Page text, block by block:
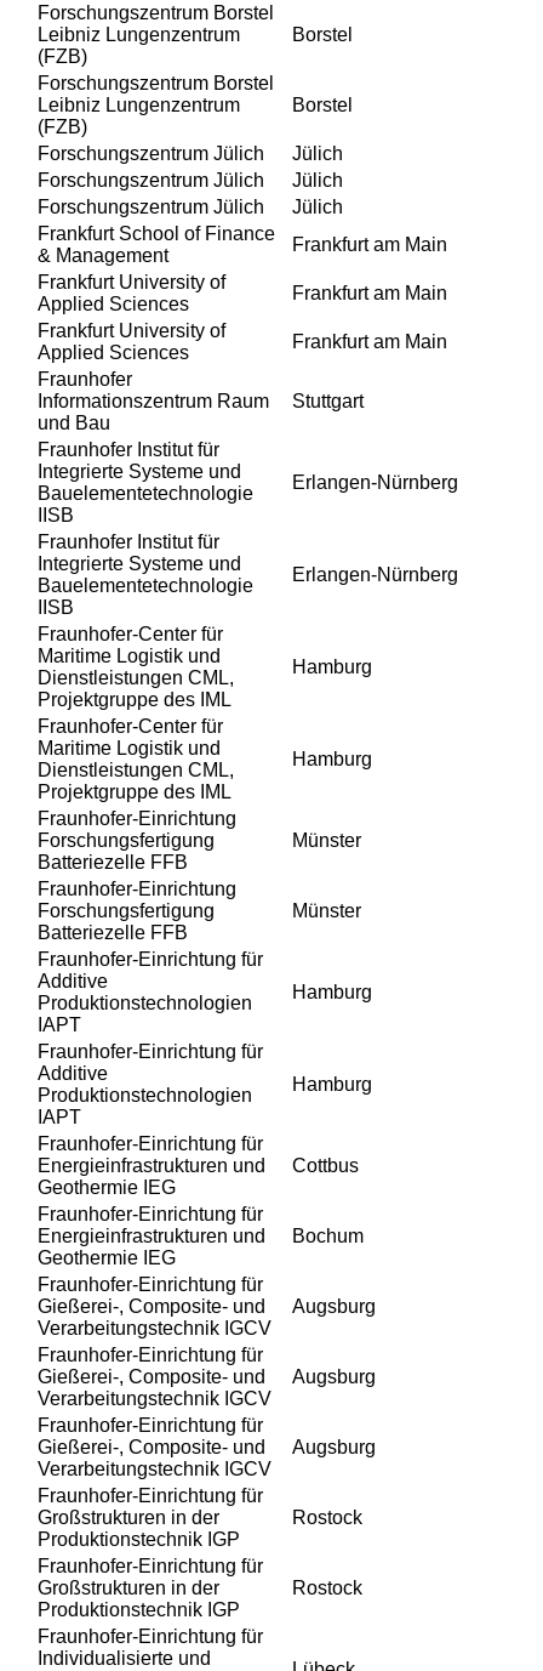
Forschungszentrum Borstel
Leibniz Lungenzentrum
(FZB)
Borstel
Forschungszentrum Borstel
Leibniz Lungenzentrum
(FZB)
Borstel
Forschungszentrum Jülich
Jülich
Forschungszentrum Jülich
Jülich
Forschungszentrum Jülich
Jülich
Frankfurt School of Finance
& Management
Frankfurt am Main
Frankfurt University of
Applied Sciences
Frankfurt am Main
Frankfurt University of
Applied Sciences
Frankfurt am Main
Fraunhofer
Informationszentrum Raum
und Bau
Stuttgart
Fraunhofer Institut für
Integrierte Systeme und
Bauelementetechnologie
IISB
Erlangen-Nürnberg
Fraunhofer Institut für
Integrierte Systeme und
Bauelementetechnologie
IISB
Erlangen-Nürnberg
Fraunhofer-Center für
Maritime Logistik und
Dienstleistungen CML,
Projektgruppe des IML
Hamburg
Fraunhofer-Center für
Maritime Logistik und
Dienstleistungen CML,
Projektgruppe des IML
Hamburg
Fraunhofer-Einrichtung
Forschungsfertigung
Batteriezelle FFB
Münster
Fraunhofer-Einrichtung
Forschungsfertigung
Batteriezelle FFB
Münster
Fraunhofer-Einrichtung für
Additive
Produktionstechnologien
IAPT
Hamburg
Fraunhofer-Einrichtung für
Additive
Produktionstechnologien
IAPT
Hamburg
Fraunhofer-Einrichtung für
Energieinfrastrukturen und
Geothermie IEG
Cottbus
Fraunhofer-Einrichtung für
Energieinfrastrukturen und
Geothermie IEG
Bochum
Fraunhofer-Einrichtung für
Gießerei-, Composite- und
Verarbeitungstechnik IGCV
Augsburg
Fraunhofer-Einrichtung für
Gießerei-, Composite- und
Verarbeitungstechnik IGCV
Augsburg
Fraunhofer-Einrichtung für
Gießerei-, Composite- und
Verarbeitungstechnik IGCV
Augsburg
Fraunhofer-Einrichtung für
Großstrukturen in der
Produktionstechnik IGP
Rostock
Fraunhofer-Einrichtung für
Großstrukturen in der
Produktionstechnik IGP
Rostock
Fraunhofer-Einrichtung für
Individualisierte und